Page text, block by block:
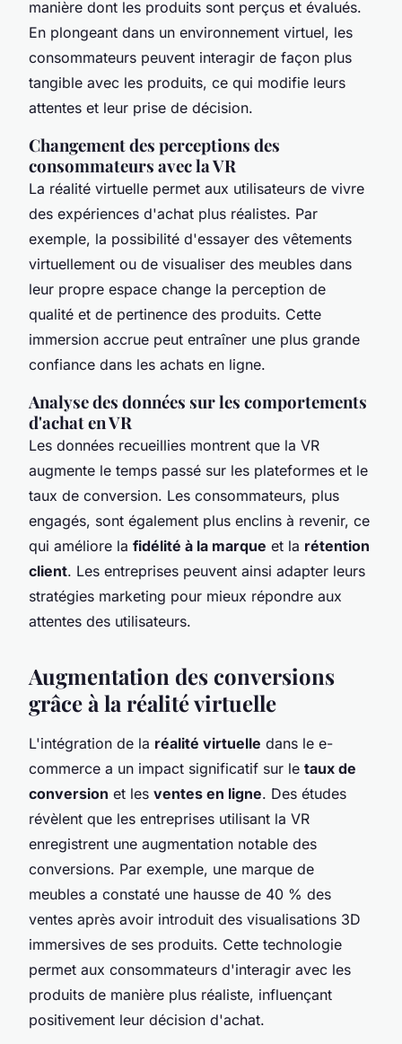
manière dont les produits sont perçus et évalués.
En plongeant dans un environnement virtuel, les
consommateurs peuvent interagir de façon plus
tangible avec les produits, ce qui modifie leurs
attentes et leur prise de décision.
Changement des perceptions des
consommateurs avec la VR
La réalité virtuelle permet aux utilisateurs de vivre
des expériences d'achat plus réalistes. Par
exemple, la possibilité d'essayer des vêtements
virtuellement ou de visualiser des meubles dans
leur propre espace change la perception de
qualité et de pertinence des produits. Cette
immersion accrue peut entraîner une plus grande
confiance dans les achats en ligne.
Analyse des données sur les comportements
d'achat en VR
Les données recueillies montrent que la VR
augmente le temps passé sur les plateformes et le
taux de conversion. Les consommateurs, plus
engagés, sont également plus enclins à revenir, ce
qui améliore la fidélité à la marque et la rétention
client. Les entreprises peuvent ainsi adapter leurs
stratégies marketing pour mieux répondre aux
attentes des utilisateurs.
Augmentation des conversions
grâce à la réalité virtuelle
L'intégration de la réalité virtuelle dans le e-
commerce a un impact significatif sur le taux de
conversion et les ventes en ligne. Des études
révèlent que les entreprises utilisant la VR
enregistrent une augmentation notable des
conversions. Par exemple, une marque de
meubles a constaté une hausse de 40 % des
ventes après avoir introduit des visualisations 3D
immersives de ses produits. Cette technologie
permet aux consommateurs d'interagir avec les
produits de manière plus réaliste, influençant
positivement leur décision d'achat.